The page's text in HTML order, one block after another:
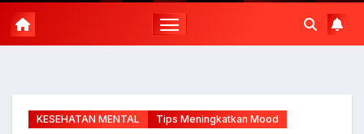
KESEHATAN MENTAL Tips Meningkatkan Mood